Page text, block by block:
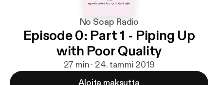
No Soap Radio
Episode 0: Part 1 - Piping Up
with Poor Quality
27 min · 24. tammi 2019